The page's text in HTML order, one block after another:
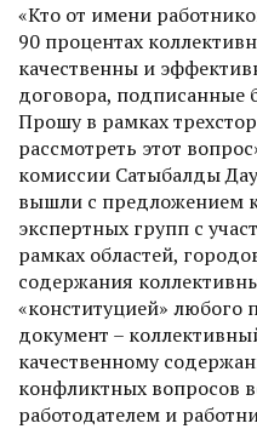
«Кто от имени
90 процентах
качественны и
договора, подписанные
Прошу в рамках
рассмотреть этот
комиссии Сатыбалды
вышли с предложением
экспертных групп с
рамках областей,
содержания
«конституцией» любого
документ –
качественному
конфликтных вопросов
работодателем и